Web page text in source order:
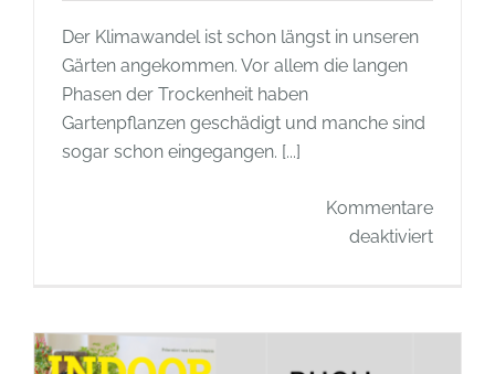
Der Klimawandel ist schon längst in unseren
Gärten angekommen. Vor allem die langen
Phasen der Trockenheit haben
Gartenpflanzen geschädigt und manche sind
sogar schon eingegangen. [...]
Kommentare
deaktiviertfür